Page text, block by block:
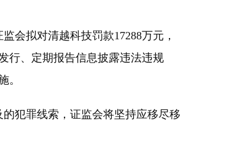
会拟对清越科技罚款17288万元，
行、定期报告信息披露违法违规
。
犯罪线索，证监会将坚持应移尽移